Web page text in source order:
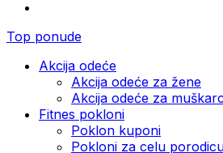
Top ponude
Akcija odeće
Akcija odeće za žene
Akcija odeće za
Fitnes pokloni
Poklon kuponi
Pokloni za celu